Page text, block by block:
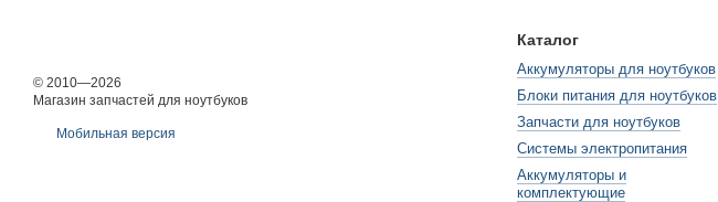
© 2010—2026
Магазин запчастей для ноутбуков
Мобильная версия
Каталог
Аккумуляторы для ноутбуков
Блоки питания для ноутбуков
Запчасти для ноутбуков
Системы электропитания
Аккумуляторы и
комплектующие